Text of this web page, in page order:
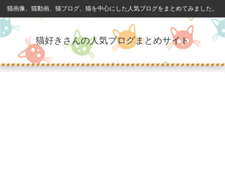
猫画像、猫動画、猫ブログ、猫を中心にした人気ブログをまとめてみました。
猫好きさんの人気ブログまとめサイト